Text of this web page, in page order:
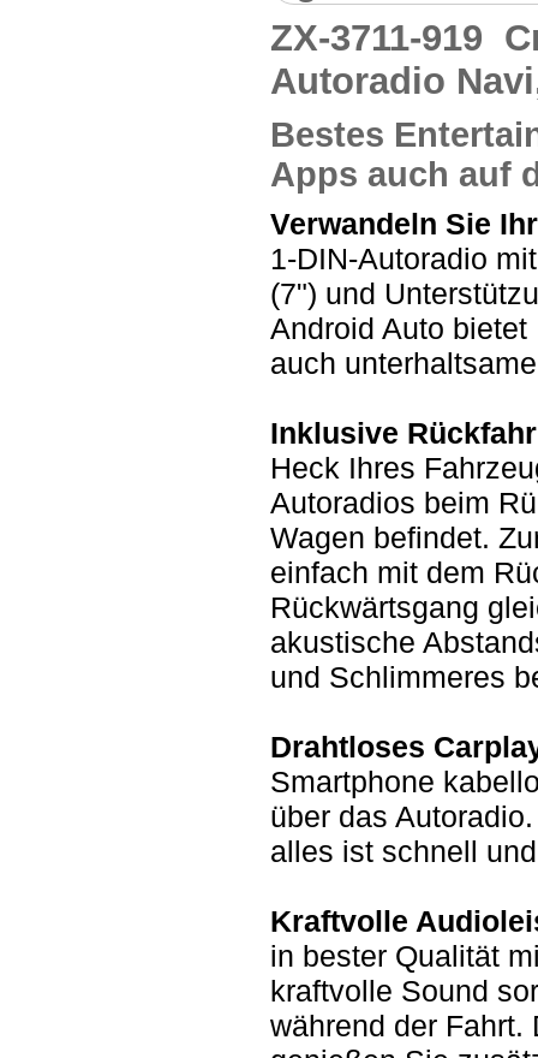
ZX-3711-919
Autoradio
Bestes
Apps auch auf
Verwandeln Sie
1-DIN-Autoradio
(7") und
Android Auto
auch
Inklusive
Heck Ihres
Autoradios beim
Wagen befindet.
einfach mit dem
Rückwärtsgang
akustische
und Schlimmeres
Drahtloses
Smartphone
über das
alles ist schnell
Kraftvolle
in bester Qualität
kraftvolle Sound
während der Fahrt.